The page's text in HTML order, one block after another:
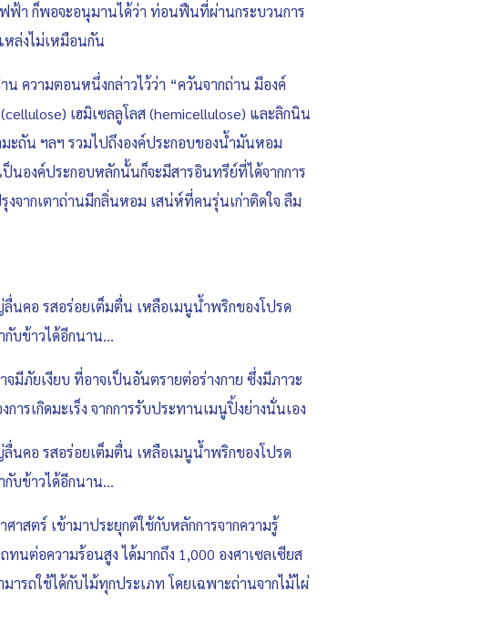
ฟ้า ก็พอจะอนุมานได้ว่า ท่อนฟืนที่ผ่านกระบวนการ
หล่งไม่เหมือนกัน
ความตอนหนึ่งกล่าวไว้ว่า “ควันจากถ่าน มีองค์
เฮมิเซลลูโลส (hemicellulose) และลิกนิน
ะถัน ฯลฯ รวมไปถึงองค์ประกอบของน้ำมันหอม
องค์ประกอบหลักนั้นก็จะมีสารอินทรีย์ที่ได้จากการ
จากเตาถ่านมีกลิ่นหอม เสน่ห์ที่คนรุ่นเก่าติดใจ ลืม
นคอ รสอร่อยเต็มตื่น เหลือเมนูน้ำพริกของโปรด
กับข้าวได้อีกนาน…
ภัยเงียบ ที่อาจเป็นอันตรายต่อร่างกาย ซึ่งมีภาวะ
รเกิดมะเร็ง จากการรับประทานเมนูปิ้งย่างนั่นเอง
นคอ รสอร่อยเต็มตื่น เหลือเมนูน้ำพริกของโปรด
กับข้าวได้อีกนาน…
สตร์ เข้ามาประยุกต์ใช้กับหลักการจากความรู้
นต่อความร้อนสูง ได้มากถึง 1,000 องศาเซลเซียส
รถใช้ได้กับไม้ทุกประเภท โดยเฉพาะถ่านจากไม้ไผ่